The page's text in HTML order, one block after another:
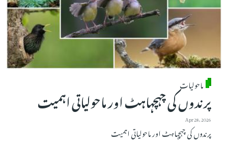
ماحولیات
پرندوں کی چہچہاہٹ اور ماحولیاتی اہمیت
Apr 28, 2026
پرندوں کی چہچہاہٹ اور ماحولیاتی اہمیت